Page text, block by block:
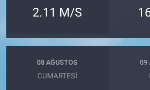
2.11 M/S
08 AĞUSTOS
CUMARTESI
09